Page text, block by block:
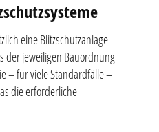
eine Blitzschutzanlage
der jeweiligen Bauordnung
– für viele Standardfälle –
die erforderliche